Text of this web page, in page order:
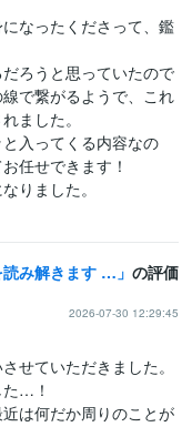
なったくださって、鑑
ろうと思っていたので
で繋がるようで、これ
ました。
入ってくる内容なの
任せできます！
りました。
タロット＋夢占い♡必要なメッセージを読み解きます 夢占いと透視タロット♡夢の真実をお伝えします。 の評価
2026-07-30 12:29:45
せていただきました。
…！
は何だか周りのことが